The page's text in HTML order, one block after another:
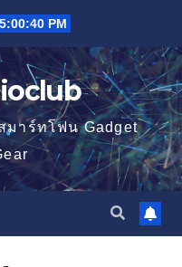
5:00:40 PM
มาร์ทโฟน Gadget